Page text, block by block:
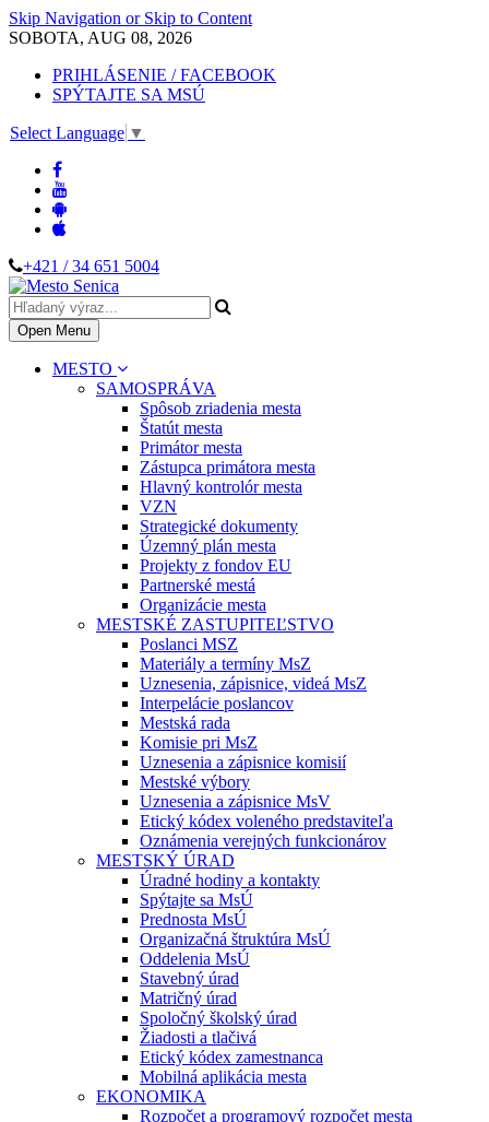
Skip Navigation or Skip to Content
SOBOTA, AUG 08, 2026
PRIHLÁSENIE / FACEBOOK
SPÝTAJTE SA MSÚ
Select Language ▼
+421 / 34 651 5004
Open Menu
MESTO
SAMOSPRÁVA
Spôsob zriadenia mesta
Štatút mesta
Primátor mesta
Zástupca primátora mesta
Hlavný kontrolór mesta
VZN
Strategické dokumenty
Územný plán mesta
Projekty z fondov EU
Partnerské mestá
Organizácie mesta
MESTSKÉ ZASTUPITEĽSTVO
Poslanci MSZ
Materiály a termíny MsZ
Uznesenia, zápisnice, videá MsZ
Interpelácie poslancov
Mestská rada
Komisie pri MsZ
Uznesenia a zápisnice komisií
Mestské výbory
Uznesenia a zápisnice MsV
Etický kódex voleného predstaviteľa
Oznámenia verejných funkcionárov
MESTSKÝ ÚRAD
Úradné hodiny a kontakty
Spýtajte sa MsÚ
Prednosta MsÚ
Organizačná štruktúra MsÚ
Oddelenia MsÚ
Stavebný úrad
Matričný úrad
Spoločný školský úrad
Žiadosti a tlačivá
Etický kódex zamestnanca
Mobilná aplikácia mesta
EKONOMIKA
Rozpočet a programový rozpočet mesta